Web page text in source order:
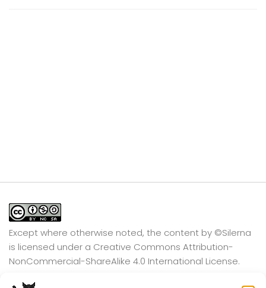
Except where otherwise noted, the content by ©Silerna
is licensed under a Creative Commons Attribution-
NonCommercial-ShareAlike 4.0 International License.